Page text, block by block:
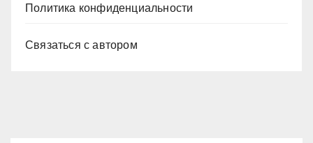
Политика конфиденциальности
Связаться с автором